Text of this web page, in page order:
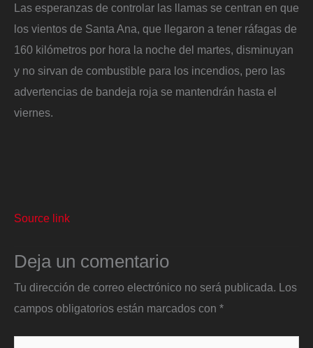
Las esperanzas de controlar las llamas se centran en que
los vientos de Santa Ana, que llegaron a tener ráfagas de
160 kilómetros por hora la noche del martes, disminuyan
y no sirvan de combustible para los incendios, pero las
advertencias de bandeja roja se mantendrán hasta el
viernes.
Source link
Deja un comentario
Tu dirección de correo electrónico no será publicada. Los
campos obligatorios están marcados con *